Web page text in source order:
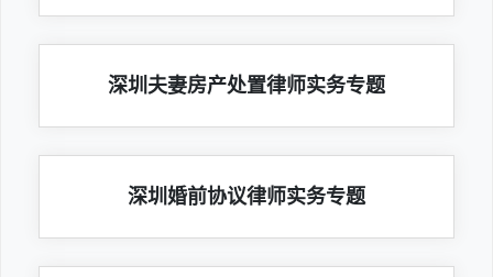
深圳夫妻房产处置律师实务专题
深圳婚前协议律师实务专题